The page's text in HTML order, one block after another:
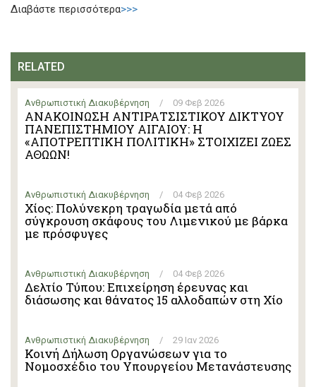
Διαβάστε περισσότερα>>>
RELATED
Ανθρωπιστική Διακυβέρνηση / 09 Φεβ 2026
ΑΝΑΚΟΙΝΩΣΗ ΑΝΤΙΡΑΤΣΙΣΤΙΚΟΥ ΔΙΚΤΥΟΥ
ΠΑΝΕΠΙΣΤΗΜΙΟΥ ΑΙΓΑΙΟΥ: Η
«ΑΠΟΤΡΕΠΤΙΚΗ ΠΟΛΙΤΙΚΗ» ΣΤΟΙΧΙΖΕΙ ΖΩΕΣ
ΑΘΩΩΝ!
Ανθρωπιστική Διακυβέρνηση / 04 Φεβ 2026
Χίος: Πολύνεκρη τραγωδία μετά από
σύγκρουση σκάφους του Λιμενικού με βάρκα
με πρόσφυγες
Ανθρωπιστική Διακυβέρνηση / 04 Φεβ 2026
Δελτίο Τύπου: Επιχείρηση έρευνας και
διάσωσης και θάνατος 15 αλλοδαπών στη Χίο
Ανθρωπιστική Διακυβέρνηση / 29 Ιαν 2026
Κοινή Δήλωση Οργανώσεων για το
Νομοσχέδιο του Υπουργείου Μετανάστευσης